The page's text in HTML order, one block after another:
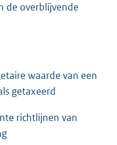
de overblijvende
waarde van een
getaxeerd
richtlijnen van